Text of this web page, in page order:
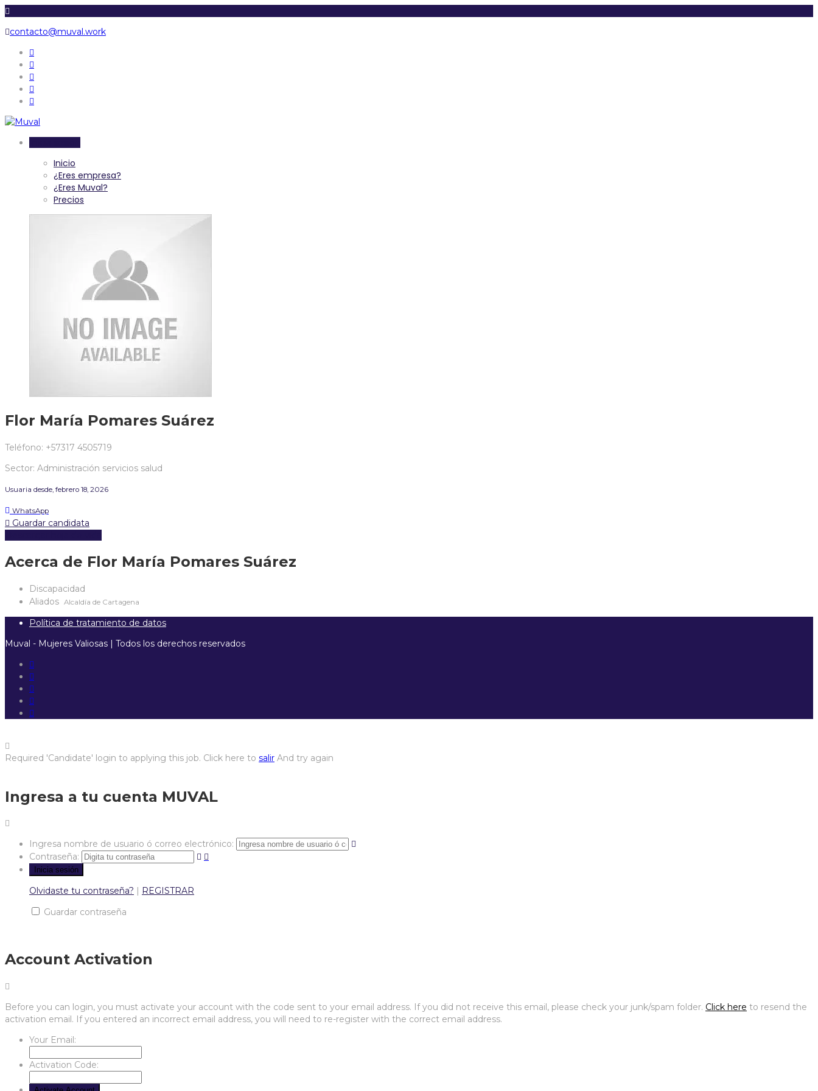
contacto@muval.work
Inicio
¿Eres empresa?
¿Eres Muval?
Precios
Flor María Pomares Suárez
Teléfono: +57317 4505719
Sector: Administración servicios salud
Usuaria desde, febrero 18, 2026
WhatsApp
Guardar candidata
Acerca de Flor María Pomares Suárez
Discapacidad
Aliados Alcaldía de Cartagena
Política de tratamiento de datos
Muval - Mujeres Valiosas | Todos los derechos reservados
Required 'Candidate' login to applying this job. Click here to salir And try again
Ingresa a tu cuenta MUVAL
Ingresa nombre de usuario ó correo electrónico:
Contraseña:
Olvidaste tu contraseña?
REGISTRAR
Guardar contraseña
Account Activation
Before you can login, you must activate your account with the code sent to your email address. If you did not receive this email, please check your junk/spam folder. Click here to resend the
activation email. If you entered an incorrect email address, you will need to re-register with the correct email address.
Your Email:
Activation Code: